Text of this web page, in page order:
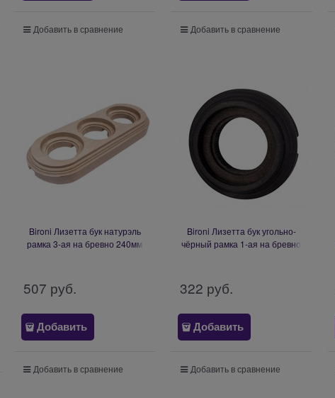
Добавить в сравнение Добавить в сравнение
Bironi Лизетта бук натурэль
рамка 3-ая на бревно 240мм
507 руб.
Добавить
Добавить в сравнение
Bironi Лизетта бук угольно-
чёрный рамка 1-ая на бревно
322 руб.
Добавить
Добавить в сравнение